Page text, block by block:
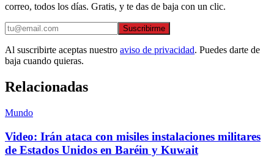
correo, todos los días. Gratis, y te das de baja con un clic.
Suscribirme
Al suscribirte aceptas nuestro aviso de privacidad. Puedes darte de
baja cuando quieras.
Relacionadas
Mundo
Video: Irán ataca con misiles instalaciones militares
de Estados Unidos en Baréin y Kuwait